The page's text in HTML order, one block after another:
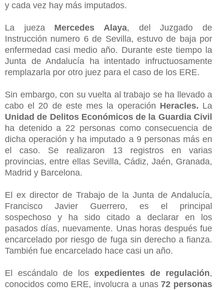
y cada vez hay más imputados.
La jueza Mercedes Alaya, del Juzgado de
Instrucción numero 6 de Sevilla, estuvo de baja por
enfermedad casi medio año. Durante este tiempo la
Junta de Andalucía ha intentado infructuosamente
remplazarla por otro juez para el caso de los ERE.
Sin embargo, con su vuelta al trabajo se ha llevado a
cabo el 20 de este mes la operación Heracles. La
Unidad de Delitos Económicos de la Guardia Civil
ha detenido a 22 personas como consecuencia de
dicha operación y ha imputado a 9 personas más en
el caso. Se realizaron 13 registros en varias
provincias, entre ellas Sevilla, Cádiz, Jaén, Granada,
Madrid y Barcelona.
El ex director de Trabajo de la Junta de Andalucía,
Francisco Javier Guerrero, es el principal
sospechoso y ha sido citado a declarar en los
pasados días, nuevamente. Unas horas después fue
encarcelado por riesgo de fuga sin derecho a fianza.
También fue encarcelado hace casi un año.
El escándalo de los expedientes de regulación,
conocidos como ERE, involucra a unas72 personas